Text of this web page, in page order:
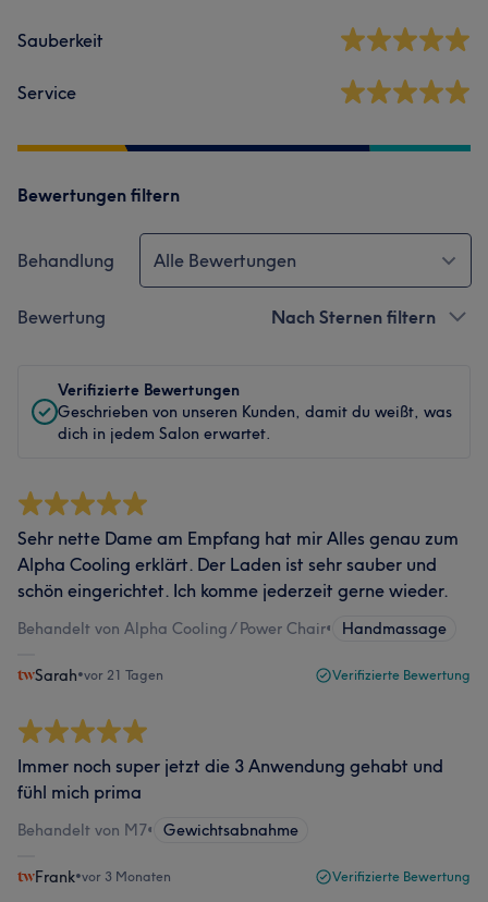
Sauberkeit
Service
Bewertungen filtern
Behandlung Alle Bewertungen
Bewertung Nach Sternen filtern
Verifizierte Bewertungen
Geschrieben von unseren Kunden, damit du weißt, was
dich in jedem Salon erwartet.
Sehr nette Dame am Empfang hat mir Alles genau zum
Alpha Cooling erklärt. Der Laden ist sehr sauber und
schön eingerichtet. Ich komme jederzeit gerne wieder.
Behandelt von Alpha Cooling / Power Chair• Handmassage
Sarah•vor 21 Tagen Verifizierte Bewertung
Immer noch super jetzt die 3 Anwendung gehabt und
fühl mich prima
Behandelt von M7• Gewichtsabnahme
Frank•vor 3 Monaten Verifizierte Bewertung